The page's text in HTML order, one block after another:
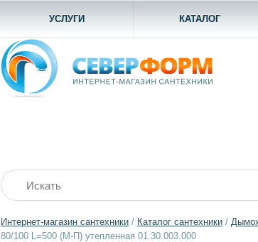
УСЛУГИ КАТАЛОГ
Интернет-магазин сантехники / Каталог сантехники /
80/100 L=500 (М-П) утепленная 01.30.003.000